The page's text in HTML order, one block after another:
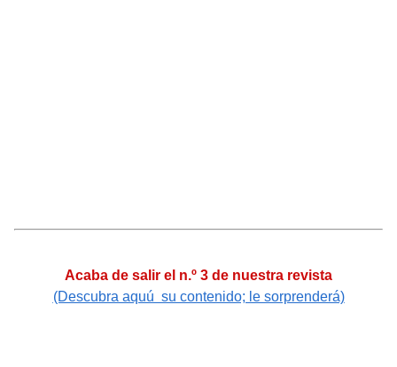
Acaba de salir el n.º 3 de nuestra revista
(Descubra aquú su contenido; le sorprenderá)